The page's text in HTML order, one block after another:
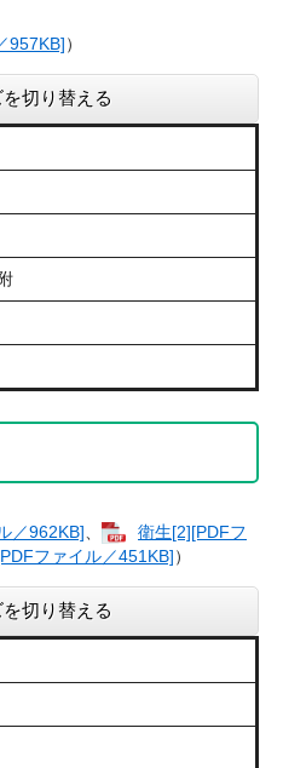
957KB]）
切り替える
／962KB]
衛生​[2][PDFフ
ファイル／451KB]）
切り替える